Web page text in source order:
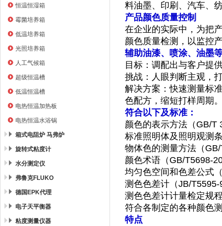
恒温恒湿箱
霉菌培养箱
低温培养箱
光照培养箱
人工气候箱
超级恒温槽
低温恒温槽
电热恒温加热板
电热恒温水浴锅
箱式电阻炉 马弗炉
旋转式粘度计
水分测定仪
弗鲁克FLUKO
德国EPK代理
电子天平衡器
粘度测量仪器
料油墨、印刷、汽车、
产品颜色质量控制
在企业的实际中，为把
颜色质量检测，以监控
辅助油漆、喷涂、油墨
目标：调配出与客户提
挑战：人眼判断主观，
解决方案：快速测量标
色配方，缩短打样周期
符合以下及标准：
颜色的表示方法（ GB/T
标准照明体及照明观测
物体色的测量方法（
颜色术语（ GB/T5698-
均匀色空间和色差公式
测色色差计（JB/
测色色差计计量检定规
符合各制定的各种颜色
特点